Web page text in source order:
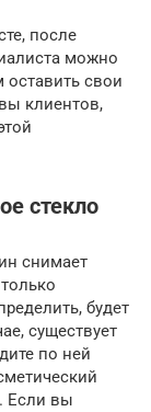
после
можно
свои
клиентов,
стекло
снимает
будет
существует
по ней
Если вы